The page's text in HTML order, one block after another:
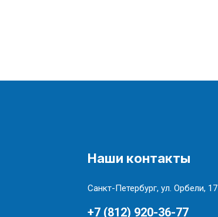
Наши контакты
Санкт-Петербург, ул. Орбели, 17
+7 (812) 920-36-77